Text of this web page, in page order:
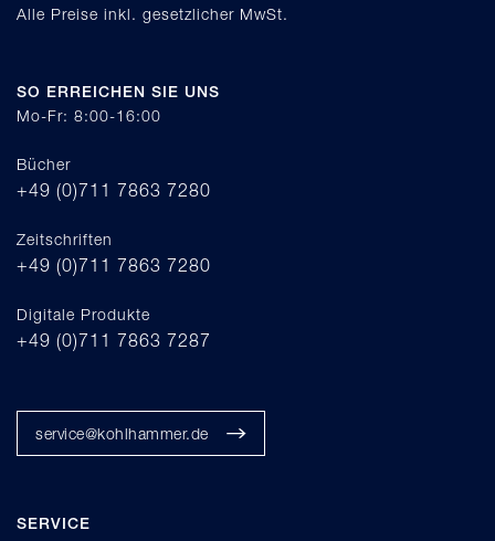
Alle Preise inkl. gesetzlicher MwSt.
SO ERREICHEN SIE UNS
Mo-Fr: 8:00-16:00
Bücher
+49 (0)711 7863 7280
Zeitschriften
+49 (0)711 7863 7280
Digitale Produkte
+49 (0)711 7863 7287
service@kohlhammer.de
SERVICE